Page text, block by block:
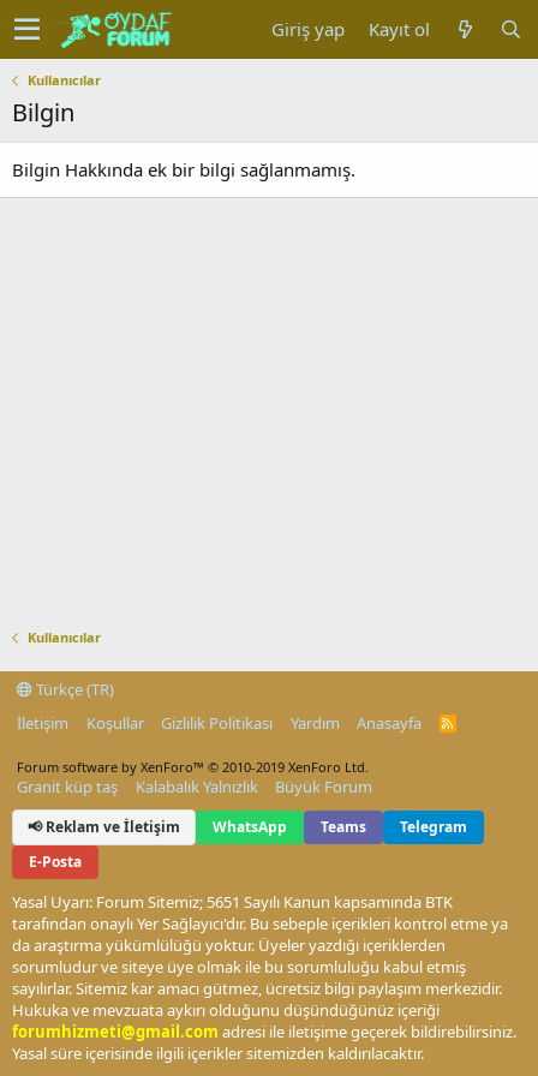
Giriş yap Kayıt ol
Kullanıcılar
Bilgin
Bilgin Hakkında ek bir bilgi sağlanmamış.
Kullanıcılar
Türkçe (TR)
İletişim
Koşullar Gizlilik Politikası Yardım Anasayfa
R
Forum software by XenForo™ © 2010-2019 XenForo Ltd.
Granit küp taş Kalabalık Yalnızlık Büyük Forum
📢 Reklam ve İletişim WhatsApp Teams
Telegram
E-Posta
Yasal Uyarı: Forum Sitemiz; 5651 Sayılı Kanun kapsamında BTK
tarafından onaylı Yer Sağlayıcı'dır. Bu sebeple içerikleri kontrol etme ya
da araştırma yükümlülüğü yoktur. Üyeler yazdığı içeriklerden
sorumludur ve siteye üye olmak ile bu sorumluluğu kabul etmiş
sayılırlar. Sitemiz kar amacı gütmez, ücretsiz bilgi paylaşım merkezidir.
Hukuka ve mevzuata aykırı olduğunu düşündüğünüz içeriği
forumhizmeti@gmail.com adresi ile iletişime geçerek bildirebilirsiniz.
Yasal süre içerisinde ilgili içerikler sitemizden kaldırılacaktır.